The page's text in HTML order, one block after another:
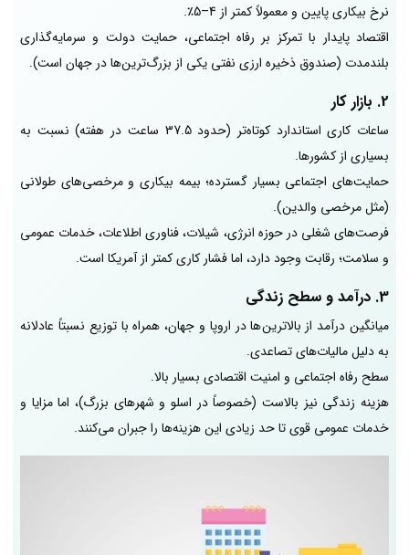
نرخ بیکاری پایین و معمولاً کمتر از 4–5٪.
اقتصاد پایدار با تمرکز بر رفاه اجتماعی، حمایت دولت و سرمایه‌گذاری
بلندمدت (صندوق ذخیره ارزی نفتی یکی از بزرگ‌ترین‌ها در جهان است).
2. بازار کار
ساعات کاری استاندارد کوتاه‌تر (حدود 37.5 ساعت در هفته) نسبت به
بسیاری از کشورها.
حمایت‌های اجتماعی بسیار گسترده؛ بیمه بیکاری و مرخصی‌های طولانی
(مثل مرخصی والدین).
فرصت‌های شغلی در حوزه انرژی، شیلات، فناوری اطلاعات، خدمات عمومی
و سلامت؛ رقابت وجود دارد، اما فشار کاری کمتر از آمریکا است.
3. درآمد و سطح زندگی
میانگین درآمد از بالاترین‌ها در اروپا و جهان، همراه با توزیع نسبتاً عادلانه
به دلیل مالیات‌های تصاعدی.
سطح رفاه اجتماعی و امنیت اقتصادی بسیار بالا.
هزینه زندگی نیز بالاست (خصوصاً در اسلو و شهرهای بزرگ)، اما مزایا و
خدمات عمومی قوی تا حد زیادی این هزینه‌ها را جبران می‌کنند.